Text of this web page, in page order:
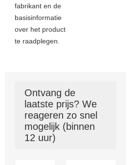
fabrikant en de
basisinformatie
over het product
te raadplegen.
Ontvang de
laatste prijs? We
reageren zo snel
mogelijk (binnen
12 uur)